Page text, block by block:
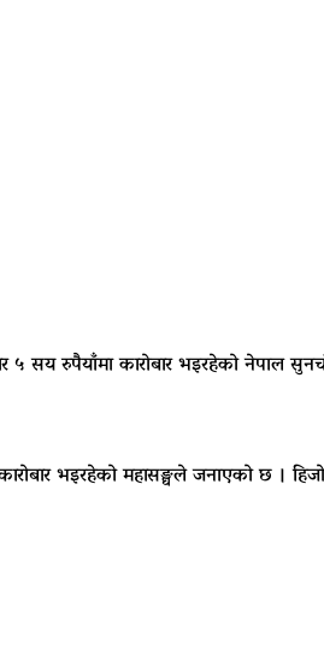
रुपैयाँमा कारोबार भइरहेको नेपाल
भइरहेको महासङ्घले जनाएको छ ।